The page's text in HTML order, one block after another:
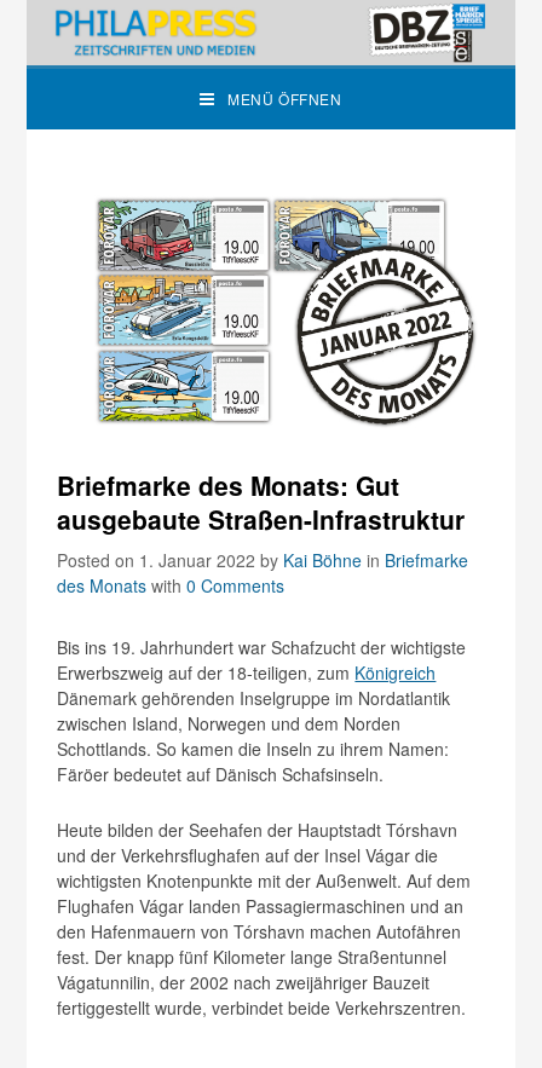
MENÜ ÖFFNEN
Briefmarke des Monats: Gut
ausgebaute Straßen-Infrastruktur
Posted on 1. Januar 2022by Kai Böhne in Briefmarke
des Monats with0 Comments
Bis ins 19. Jahrhundert war Schafzucht der wichtigste
Erwerbszweig auf der 18-teiligen, zum Königreich
Dänemark gehörenden Inselgruppe im Nordatlantik
zwischen Island, Norwegen und dem Norden
Schottlands. So kamen die Inseln zu ihrem Namen:
Färöer bedeutet auf Dänisch Schafsinseln.
Heute bilden der Seehafen der Hauptstadt Tórshavn
und der Verkehrsflughafen auf der Insel Vágar die
wichtigsten Knotenpunkte mit der Außenwelt. Auf dem
Flughafen Vágar landen Passagiermaschinen und an
den Hafenmauern von Tórshavn machen Autofähren
fest. Der knapp fünf Kilometer lange Straßentunnel
Vágatunnilin, der 2002 nach zweijähriger Bauzeit
fertiggestellt wurde, verbindet beide Verkehrszentren.